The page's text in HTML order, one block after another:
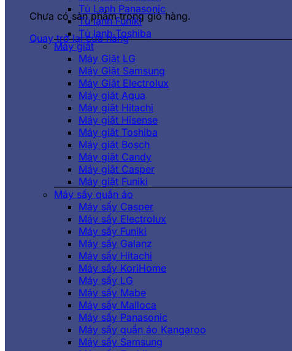
Chưa có sản phẩm trong giỏ hàng.
Quay trở lại cửa hàng
Tủ Lạnh Panasonic
Tủ lạnh Funiki
Tủ lạnh Toshiba
Máy giặt
Máy Giặt LG
Máy Giặt Samsung
Máy Giặt Electrolux
Máy giặt Aqua
Máy giặt Hitachi
Máy giặt Hisense
Máy giặt Toshiba
Máy giặt Bosch
Máy giặt Candy
Máy giặt Casper
Máy giặt Funiki
Máy sấy quần áo
Máy sấy Casper
Máy sấy Electrolux
Máy sấy Funiki
Máy sấy Galanz
Máy sấy Hitachi
Máy sấy KoriHome
Máy sấy LG
Máy sấy Mabe
Máy sấy Malloca
Máy sấy Panasonic
Máy sấy quần áo Kangaroo
Máy sấy Samsung